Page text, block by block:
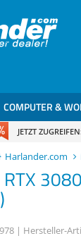
COMPUTER &
JETZT
Harlander.com
RTX 3080
| Hersteller-